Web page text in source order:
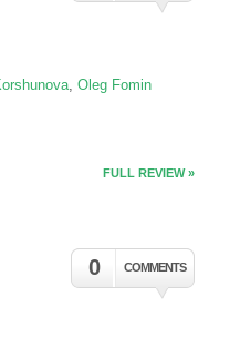
, Oleg Fomin
FULL REVIEW »
0 COMMENTS